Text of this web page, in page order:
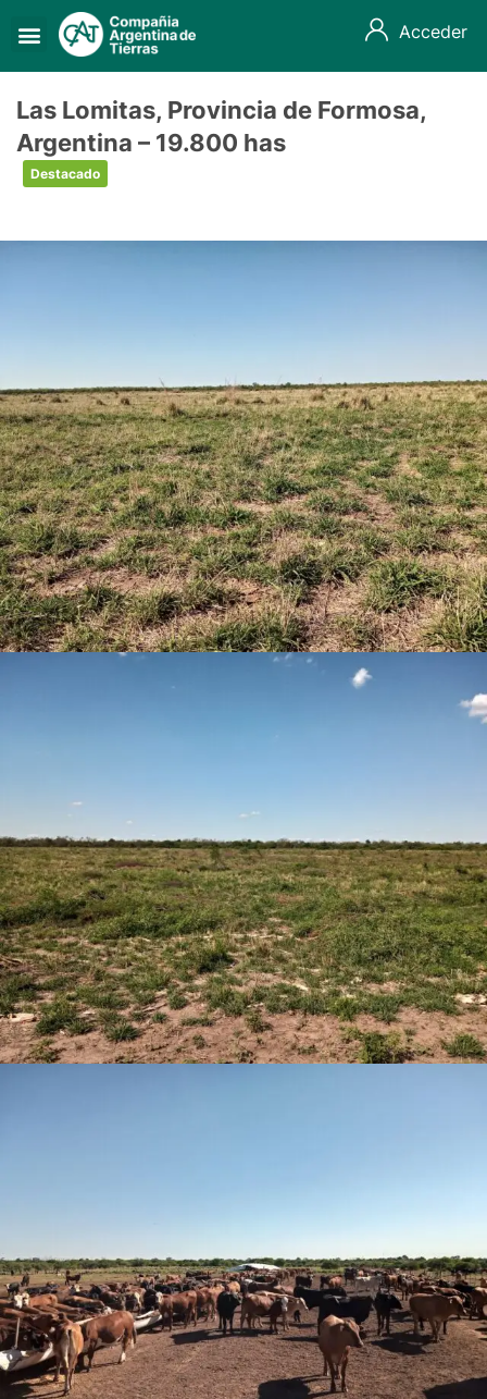
Acceder
Las Lomitas, Provincia de Formosa,
Argentina – 19.800 has
Destacado